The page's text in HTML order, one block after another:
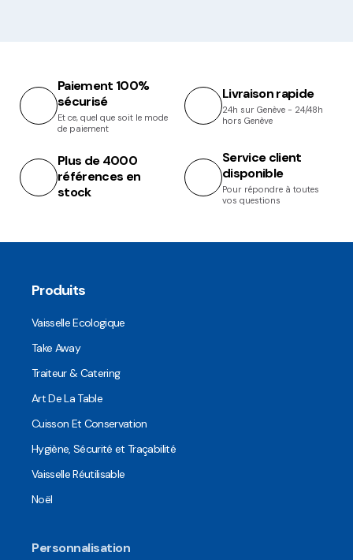
Paiement 100%
sécurisé
Et ce, quel que soit le mode
de paiement
Livraison rapide
24h sur Genève - 24/48h
hors Genève
Plus de 4000
références en
stock
Service client
disponible
Pour répondre à toutes
vos questions
Produits
Vaisselle Ecologique
Take Away
Traiteur & Catering
Art De La Table
Cuisson Et Conservation
Hygiène, Sécurité et Traçabilité
Vaisselle Réutilisable
Noël
Personnalisation